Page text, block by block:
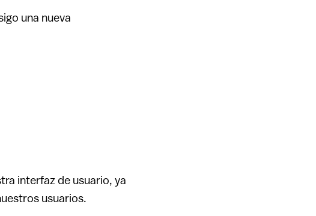
una nueva
interfaz de usuario, ya
usuarios.